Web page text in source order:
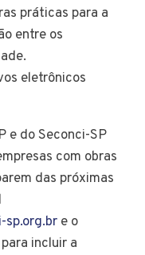
práticas para a
entre os
eletrônicos
e do Seconci-SP
com obras
das próximas
sp.org.br e o
incluir a